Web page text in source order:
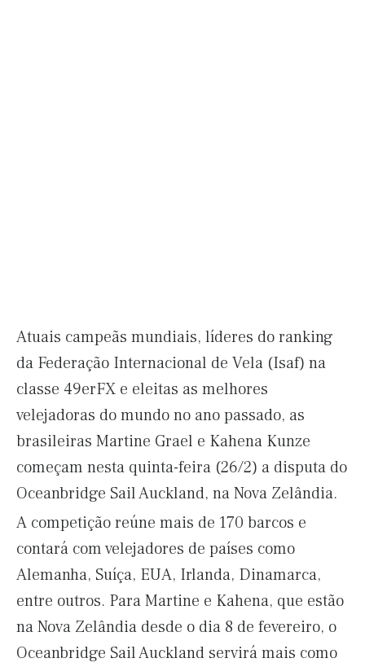
Atuais campeãs mundiais, líderes do ranking
da Federação Internacional de Vela (Isaf) na
classe 49erFX e eleitas as melhores
velejadoras do mundo no ano passado, as
brasileiras Martine Grael e Kahena Kunze
começam nesta quinta-feira (26/2) a disputa do
Oceanbridge Sail Auckland, na Nova Zelândia.
A competição reúne mais de 170 barcos e
contará com velejadores de países como
Alemanha, Suíça, EUA, Irlanda, Dinamarca,
entre outros. Para Martine e Kahena, que estão
na Nova Zelândia desde o dia 8 de fevereiro, o
Oceanbridge Sail Auckland servirá mais como